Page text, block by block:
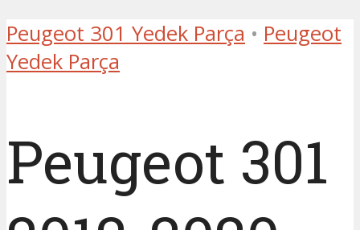
Peugeot 301 Yedek Parça • Peugeot
Yedek Parça
Peugeot 301